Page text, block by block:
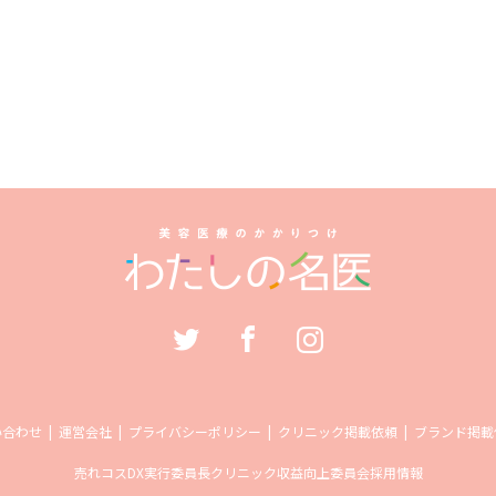
わせ 運営会社 プライバシーポリシー クリニック掲載依頼 ブランド掲
売れコスDX実行委員長クリニック収益向上委員会採用情報